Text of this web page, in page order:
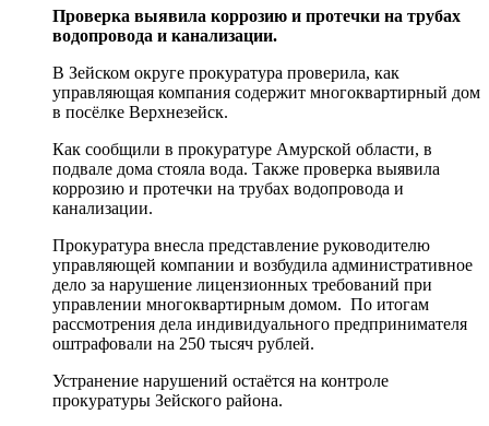
Проверка выявила коррозию и протечки на трубах
водопровода и канализации.
В Зейском округе прокуратура проверила, как
управляющая компания содержит многоквартирный дом
в посёлке Верхнезейск.
Как сообщили в прокуратуре Амурской области, в
подвале дома стояла вода. Также проверка выявила
коррозию и протечки на трубах водопровода и
канализации.
Прокуратура внесла представление руководителю
управляющей компании и возбудила административное
дело за нарушение лицензионных требований при
управлении многоквартирным домом. По итогам
рассмотрения дела индивидуального предпринимателя
оштрафовали на 250 тысяч рублей.
Устранение нарушений остаётся на контроле
прокуратуры Зейского района.